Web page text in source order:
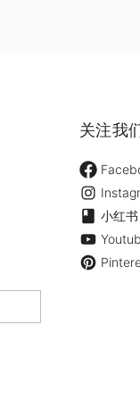
关注我
小红书